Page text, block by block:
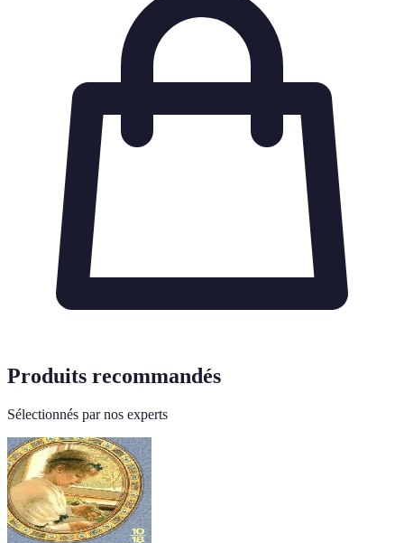
Produits recommandés
Sélectionnés par nos experts